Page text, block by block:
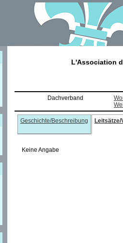
L'Association
Dachverband
Geschichte/Beschreibung
Keine Angabe